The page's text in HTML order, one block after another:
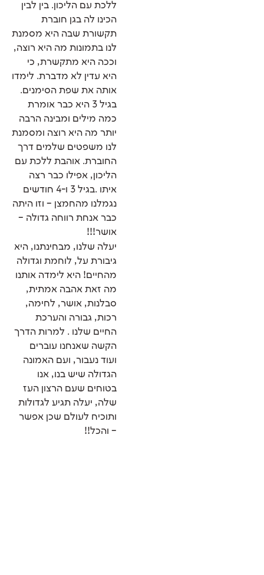
ללכת עם הליכון. בין לבין
הכינו לה בגן חוברת
תקשורת שבה היא מסמנת
לנו בתמונות מה היא רוצה,
וככה היא מתקשרת, כי
היא עדין לא מדברת. לימדו
אותה את שפת הסימנים.
בגיל 3 היא כבר אומרת
כמה מילים ומבינה הרבה
יותר מה היא רוצה ומסמנת
לנו משפטים שלמים דרך
החוברת. אוהבת ללכת עם
הליכון, אפילו כבר רצה
איתו .בגיל 3 ו-4 חודשים
נגמלנו מהחמצן – וזו היתה
כבר אנחת רווחה גדולה –
אושר!!!
יעלה שלנו, מבחינתנו, היא
גיבורת על, לוחמת וגדולה
מהחיים! היא לימדה אותנו
מה זאת אהבה אמתית,
סבלנות, אושר, לחימה,
רכות, גבורה והערכת
החיים שלנו . למרות הדרך
הקשה שאנחנו עוברים
ועוד נעבור, ועם האמונה
הגדולה שיש בנו, אנו
בטוחים שעם הרצון העז
שלה, יעלה תגיע לגדולות
ותוכיח לעולם שכן אפשר
– והכל!!